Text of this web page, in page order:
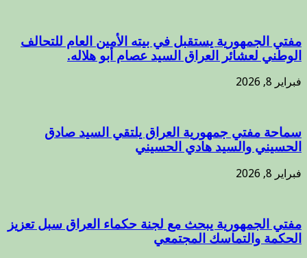
مفتي الجمهورية يستقبل في بيته الأمين العام للتحالف
الوطني لعشائر العراق السيد عصام أبو هلاله.
فبراير 8, 2026
سماحة مفتي جمهورية العراق يلتقي السيد صادق
الحسيني والسيد هادي الحسيني
فبراير 8, 2026
مفتي الجمهورية يبحث مع لجنة حكماء العراق سبل تعزيز
الحكمة والتماسك المجتمعي